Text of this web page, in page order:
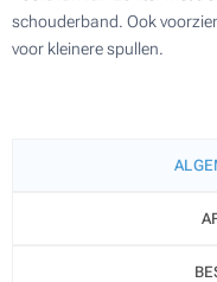
schouderband. Ook
voor kleinere spullen.